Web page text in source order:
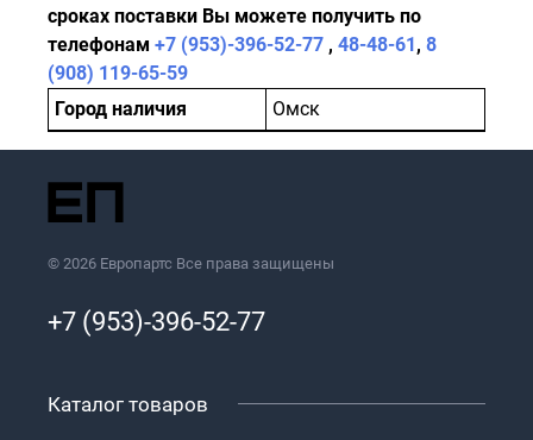
сроках поставки Вы можете получить по
телефонам +7 (953)-396-52-77 , 48-48-61, 8
(908) 119-65-59
Город наличия
Омск
© 2026 Европартс Все права защищены
+7 (953)-396-52-77
Каталог товаров